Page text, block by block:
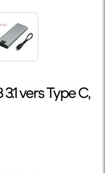
vers Type C,